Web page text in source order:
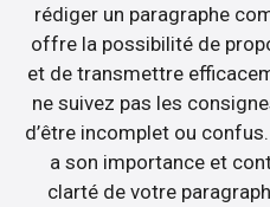
rédiger un paragraphe
offre la possibilité de
et de transmettre
ne suivez pas les
d’être incomplet ou
a son importance et
clarté de votre